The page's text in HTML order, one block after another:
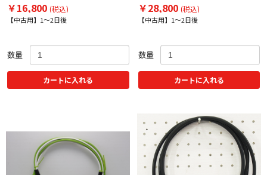
￥16,800 (税込)
【中古用】1～2日後
数量
カートに入れる
￥28,800 (税込)
【中古用】1～2日後
数量
カートに入れる